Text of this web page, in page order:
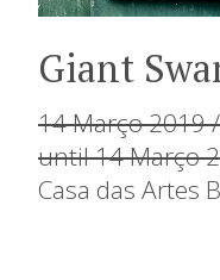
Giant
14 Março 2019
until 14 Março
Casa das Artes